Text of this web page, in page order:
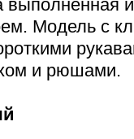
выполненная
Модель с
и рюшами.